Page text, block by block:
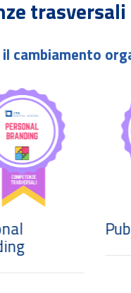
trasversali
cambiamento